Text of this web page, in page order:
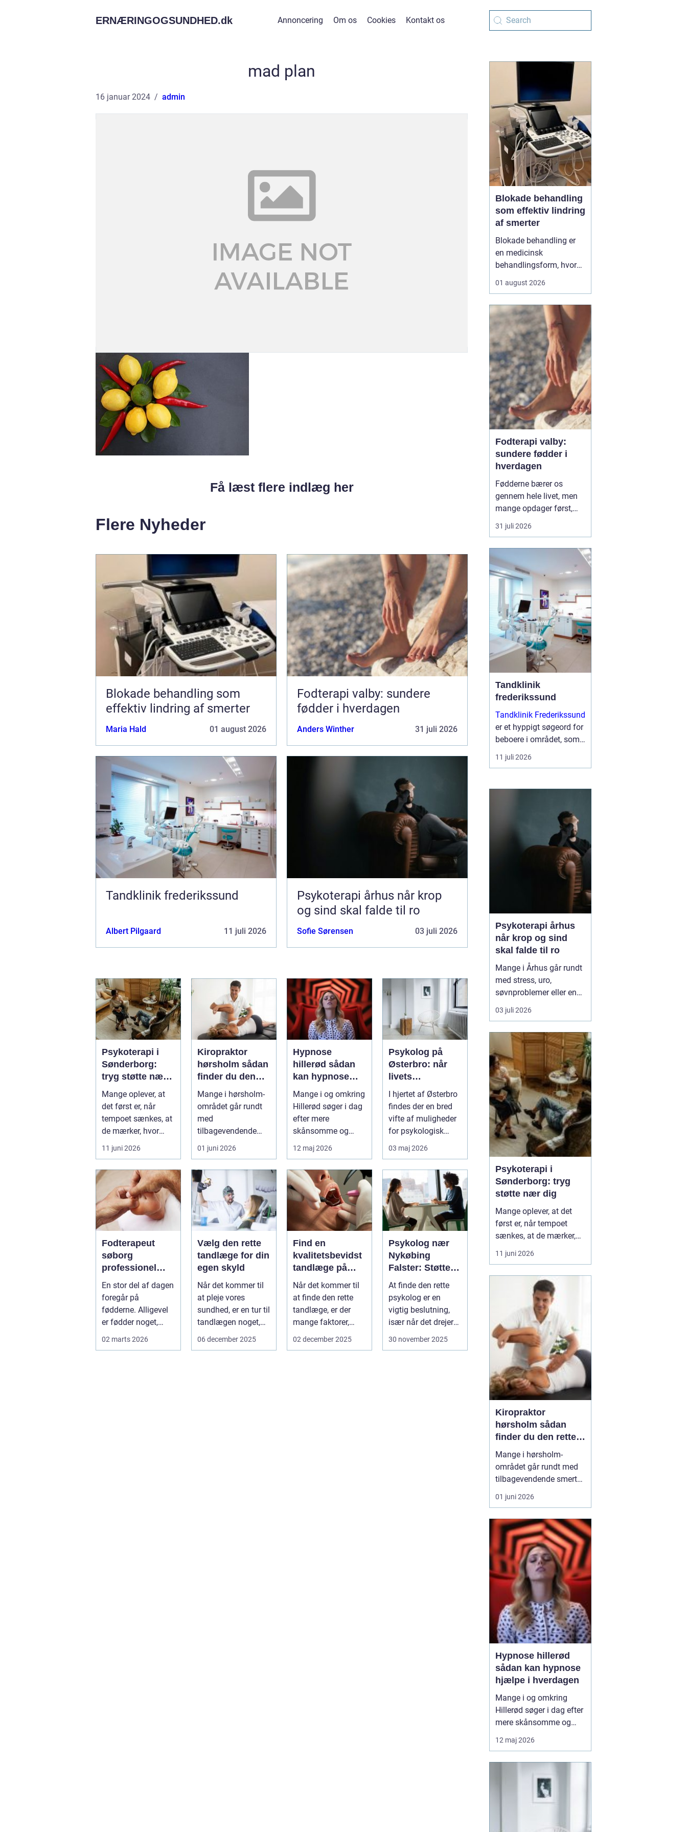
ERNÆRINGOGSUNDHED.dk Annoncering Om os Cookies Kontakt os
mad plan
16 januar 2024 admin
Få læst flere indlæg her
Flere Nyheder
Blokade behandling som
effektiv lindring af smerter
Maria Hald 01 august 2026
Fodterapi valby: sundere
fødder i hverdagen
Anders Winther 31 juli 2026
Tandklinik frederikssund
Albert Pilgaard 11 juli 2026
Psykoterapi århus når krop
og sind skal falde til ro
Sofie Sørensen 03 juli 2026
Psykoterapi i
Sønderborg:
tryg støtte nær
dig
Mange oplever, at
det først er, når
tempoet sænkes, at
de mærker, hvor
pres...
11 juni 2026
Kiropraktor
hørsholm sådan
finder du den
rette behandling
i nordsjælland
Mange i hørsholm-
området går rundt
med
tilbagevendende
smerter i ryg, nakke
eller hoved uden at
få d...
01 juni 2026
Hypnose
hillerød sådan
kan hypnose
hjælpe i
hverdagen
Mange i og omkring
Hillerød søger i dag
efter mere
skånsomme og
målrettede måder at
få det bedre på....
12 maj 2026
Psykolog på
Østerbro: når
livets
udfordringer
kræver
professionel
støtte
I hjertet af Østerbro
findes der en bred
vifte af muligheder
for psykologisk
støtte, o...
03 maj 2026
Fodterapeut
søborg
professionel
hjælp til sunde
fødder i
hverdagen
En stor del af dagen
foregår på
fødderne. Alligevel
er fødder noget,
02 marts 2026
Vælg den rette
tandlæge for din
egen skyld
Når det kommer til
at pleje vores
sundhed, er en tur til
tandlægen noget,
de fleste af o...
06 december 2025
Find en
kvalitetsbevidst
tandlæge på
Vesterbro
Når det kommer til
at finde den rette
tandlæge, er der
mange faktorer,
man bør ov...
02 december 2025
Psykolog nær
Nykøbing
Falster: Støtte til
børn og unge
At finde den rette
psykolog er en
vigtig beslutning,
især når det drejer
sig om bø...
30 november 2025
Blokade behandling
som effektiv lindring
af smerter
Blokade behandling er
en medicinsk
behandlingsform, hvor
målrettet indsprøjtning
eventuelt
binyrebarkhormon tæt
på en nerve eller i et led
for at dæmpe smerter og
inflammation.
Behandlingen bliver ofte
brugt v...
01 august 2026
Fodterapi valby:
sundere fødder i
hverdagen
Fødderne bærer os
gennem hele livet, men
mange opdager først,
hvor vigtige de er, når
smerter, hård hud eller
opstår. Professionel
fodterapi kan forebygge,
lindre og behandle
mange af de gener, som
både unge, voksne og
ældre opl...
31 juli 2026
Tandklinik
frederikssund
Tandklinik Frederikssund
er et hyppigt søgeord for
beboere i området, som
leder efter tryg og fagligt
stærk tandbehandling.
hvor der er tid til
atmosfære og en klar
11 juli 2026
Psykoterapi århus
når krop og sind
skal falde til ro
Mange i Århus går rundt
med stress, uro,
søvnproblemer eller en
følelse af at være kørt
fast i livet. Nogle har
grænseoverskridende
hændelser. Andre
mærker mest en stille
indre utilfredshed og
tankemylder, der aldrig
holde...
03 juli 2026
Psykoterapi i
Sønderborg: tryg
støtte nær dig
Mange oplever, at det
først er, når tempoet
sænkes, at de mærker,
hvor pressede de faktisk
er. Hverdagen kører
familie og praktiske
opgaver, og langsomt
forsvinder kontakten til
egen krop og behov....
11 juni 2026
Kiropraktor
hørsholm sådan
finder du den rette
behandling i
nordsjælland
Mange i hørsholm-
området går rundt med
tilbagevendende smerter
i ryg, nakke eller hoved
uden at få den rigtige
arbejder målrettet med
kroppens led og muskler
og kan ofte lindre
smerter, forbedre
bevægeligheden og
forebygge nye p...
01 juni 2026
Hypnose hillerød
sådan kan hypnose
hjælpe i hverdagen
Mange i og omkring
Hillerød søger i dag efter
mere skånsomme og
målrettede måder at få
det bedre på. Her skiller
kombinerer ro, fokus og
dyb mental foran...
12 maj 2026